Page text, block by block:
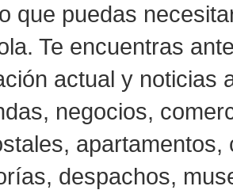
que puedas
Te encuentras
actual y noticias
negocios,
despachos,